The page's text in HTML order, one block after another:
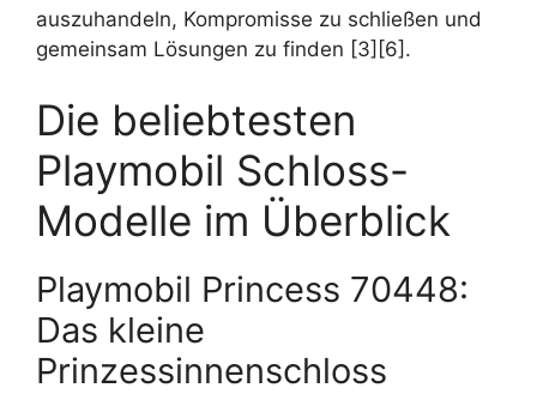
auszuhandeln, Kompromisse zu schließen und
gemeinsam Lösungen zu finden [3][6].
Die beliebtesten
Playmobil Schloss-
Modelle im Überblick
Playmobil Princess 70448:
Das kleine
Prinzessinnenschloss